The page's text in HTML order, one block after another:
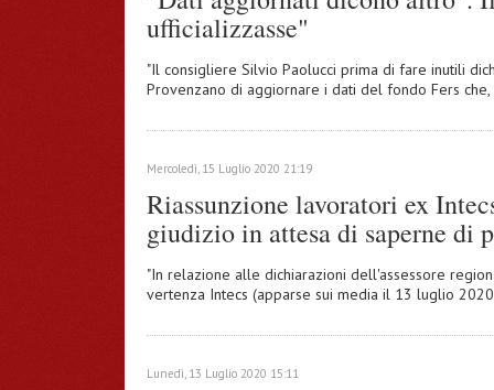
ufficializzasse"
"Il consigliere Silvio Paolucci prima di fare inutili
Provenzano di aggiornare i dati del fondo Fers
Mercoledì, 15 Luglio 2020 21:19
Riassunzione lavoratori ex
giudizio in attesa di saperne di
"In relazione alle dichiarazioni dell'assessore
vertenza Intecs (apparse sui media il 13 luglio
Lunedì, 13 Luglio 2020 15:11